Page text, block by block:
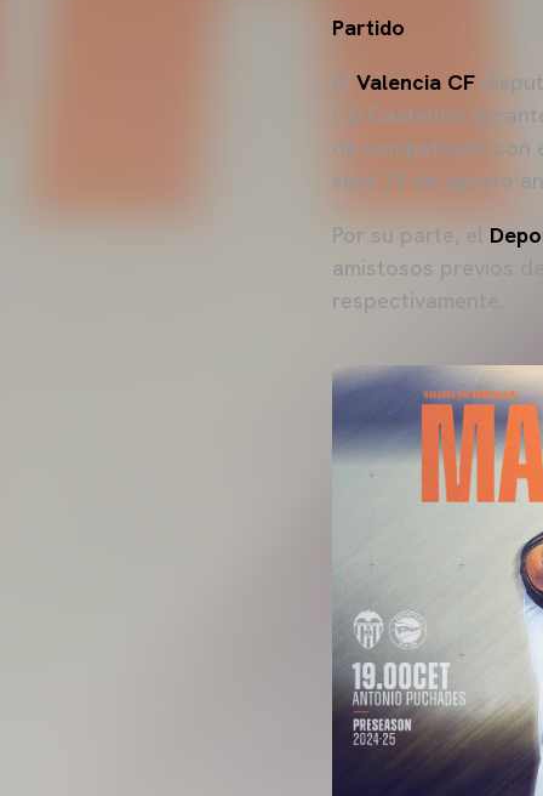
Partido
El Valencia CF
CD Castellón
de competición con
será 17 de agosto
Por su parte, el
amistosos previos
respectivamente.